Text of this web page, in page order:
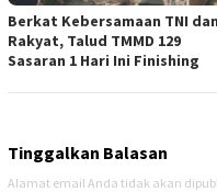
Berkat Kebersamaan TNI dan
Rakyat, Talud TMMD 129
Sasaran 1 Hari Ini Finishing
Tinggalkan Balasan
Alamat email Anda tidak akan